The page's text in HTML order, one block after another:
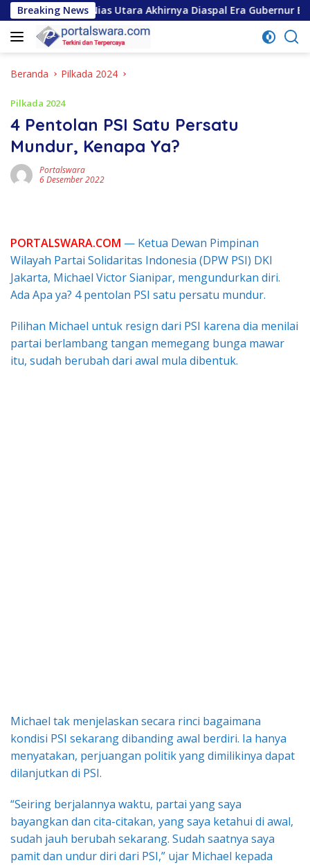
Langsung
ke
konten
Breaking News
Nias Utara Akhirnya Diaspal Era Gubernur Bobby
Beranda Pilkada 2024
Pilkada 2024
4 Pentolan PSI Satu Persatu
Mundur, Kenapa Ya?
Portalswara
6 Desember 2022
PORTALSWARA.COM — Ketua Dewan Pimpinan
Wilayah Partai Solidaritas Indonesia (DPW PSI) DKI
Jakarta, Michael Victor Sianipar, mengundurkan diri.
Ada Apa ya? 4 pentolan PSI satu persatu mundur.
Pilihan Michael untuk resign dari PSI karena dia menilai
partai berlambang tangan memegang bunga mawar
itu, sudah berubah dari awal mula dibentuk.
Michael tak menjelaskan secara rinci bagaimana
kondisi PSI sekarang dibanding awal berdiri. Ia hanya
menyatakan, perjuangan politik yang dimilikinya dapat
dilanjutkan di PSI.
“Seiring berjalannya waktu, partai yang saya
bayangkan dan cita-citakan, yang saya ketahui di awal,
sudah jauh berubah sekarang. Sudah saatnya saya
pamit dan undur diri dari PSI,” ujar Michael kepada